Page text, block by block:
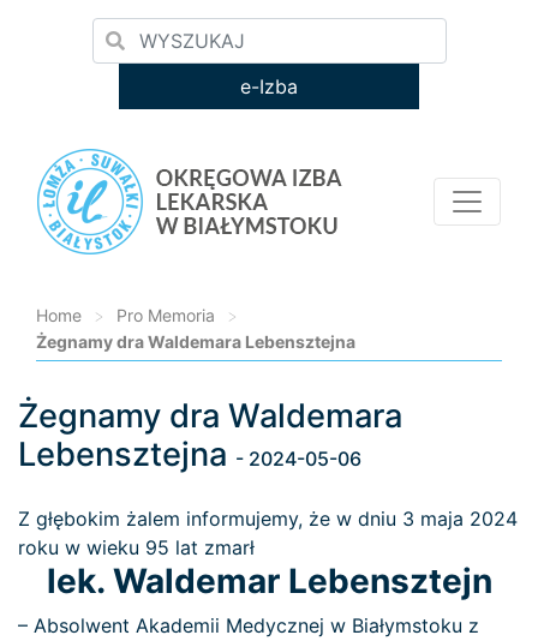
e-Izba
Home > Pro Memoria
>
Żegnamy dra Waldemara Lebensztejna
Loading...
Żegnamy dra Waldemara
Lebensztejna - 2024-05-06
Z głębokim żalem informujemy, że w dniu 3 maja 2024
roku w wieku 95 lat zmarł
lek. Waldemar Lebensztejn
– Absolwent Akademii Medycznej w Białymstoku z